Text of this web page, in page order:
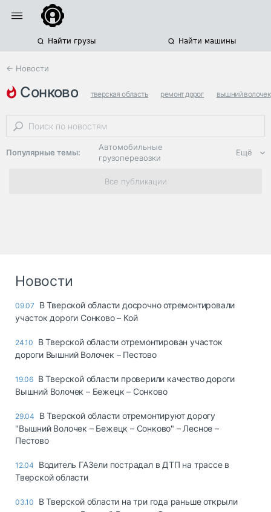
Найти грузы Найти машины
← Новости
сонково тверская область ремонт дорог вышний волочек
Популярные темы:
Автомобильные
грузоперевозки
Региональная
логистика
опасные грузы
страхование
Склады и
грузовые
Коммерческий
транспорт
Топливо, масла и
Ещё
Все публикации
Новости
09.07
В Тверской области досрочно отремонтировали
участок дороги Сонково – Кой
24.10
В Тверской области отремонтирован участок
дороги Вышний Волочек – Пестово
19.06 В Тверской области проверили качество дороги
Вышний Волочек – Бежецк – Сонково
29.04
В Тверской области отремонтируют дорогу
"Вышний Волочек – Бежецк – Сонково" – Лесное –
Пестово
12.04
Водитель ГАЗели пострадал в ДТП на трассе в
Тверской области
03.10
В Тверской области на три года раньше открыли